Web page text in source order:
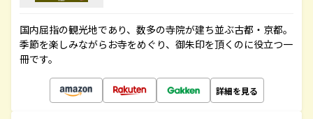
国内屈指の観光地であり、数多の寺院が建ち並ぶ古都・京都。
季節を楽しみながらお寺をめぐり、御朱印を頂くのに役立つ一
冊です。
詳細を見る